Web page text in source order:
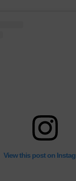
View this post on